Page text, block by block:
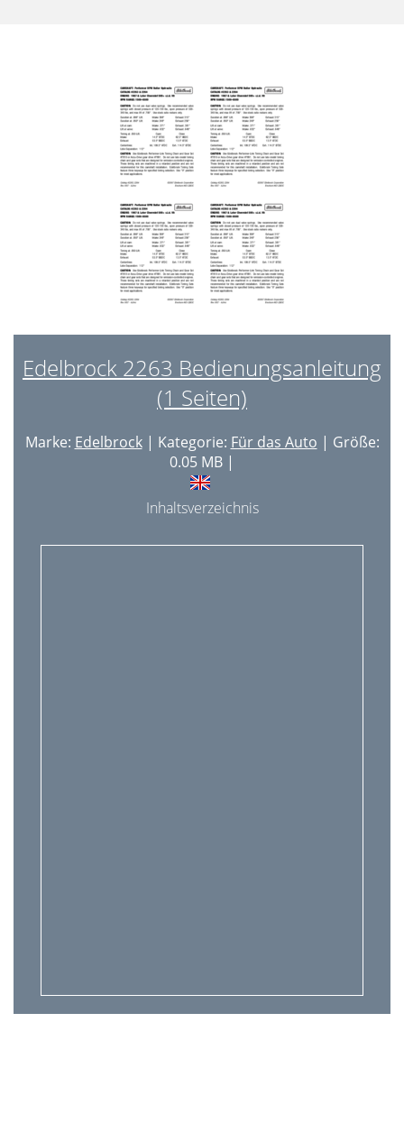
Edelbrock 2263 Bedienungsanleitung
(1 Seiten)
Marke: Edelbrock| Kategorie: Für das Auto | Größe:
0.05 MB |
Inhaltsverzeichnis